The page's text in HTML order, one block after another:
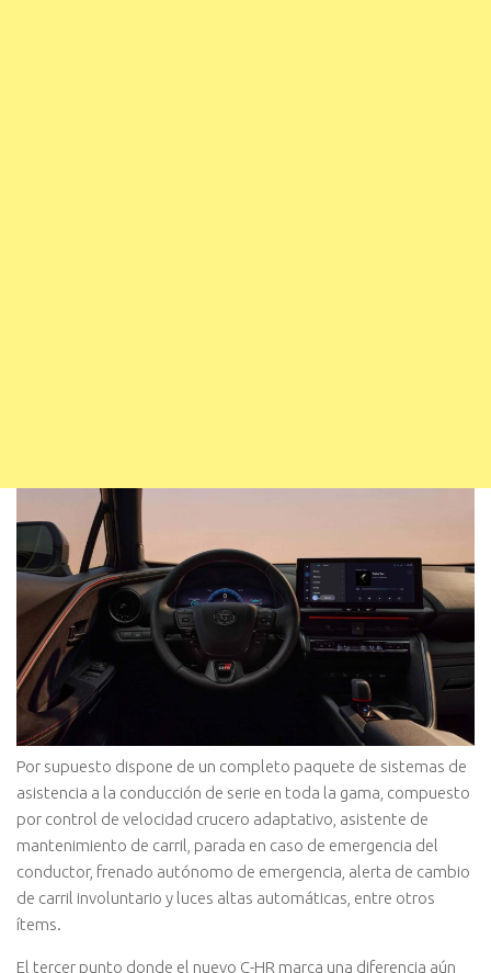
Por supuesto dispone de un completo paquete de sistemas de
asistencia a la conducción de serie en toda la gama, compuesto
por control de velocidad crucero adaptativo, asistente de
mantenimiento de carril, parada en caso de emergencia del
conductor, frenado autónomo de emergencia, alerta de cambio
de carril involuntario y luces altas automáticas, entre otros
ítems.
El tercer punto donde el nuevo C-HR marca una diferencia aún